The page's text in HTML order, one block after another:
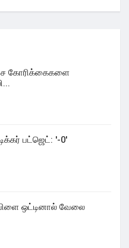
கோரிக்கைகளை
பட்ஜெட்: '-0'
ஒட்டினால் வேலை